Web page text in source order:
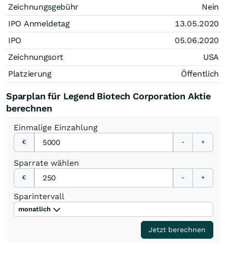
Zeichnungsgebühr
Nein
IPO Anmeldetag
13.05.2020
IPO
05.06.2020
Zeichnungsort
USA
Platzierung
Öffentlich
Sparplan für Legend Biotech Corporation Aktie
berechnen
Einmalige Einzahlung
€ - +
Sparrate wählen
€ - +
Sparintervall
monatlich
Jetzt berechnen